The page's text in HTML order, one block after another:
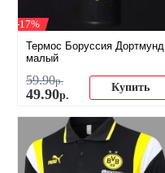
-17%
Термос Боруссия Дортмунд
малый
59.90р.
49.90р.
Купить